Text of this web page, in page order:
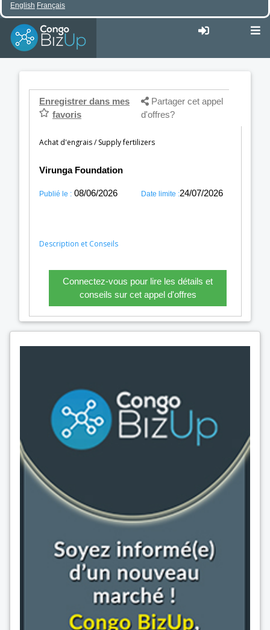
English Français
Enregistrer dans mes
favoris
Partager cet appel
d'offres?
Achat d'engrais / Supply fertilizers
Virunga Foundation
Publié le : 08/06/2026 Date limite :24/07/2026
Description et Conseils
Connectez-vous pour lire les détails et
conseils sur cet appel d'offres